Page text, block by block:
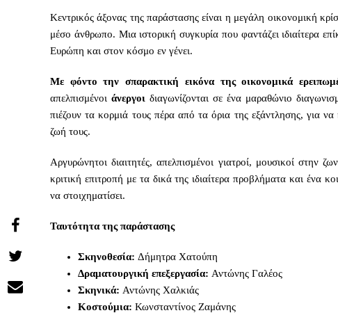
Κεντρικός άξονας της παράστασης είναι η μεγάλη οικονομική
μέσο άνθρωπο. Μια ιστορική συγκυρία που φαντάζει ιδιαίτερα
Ευρώπη και στον κόσμο εν γένει.
Με φόντο την σπαρακτική εικόνα της οικονομικά
απελπισμένοιάνεργοι διαγωνίζονται σε ένα μαραθώνιο
πιέζουν τα κορμιά τους πέρα από τα όρια της εξάντλησης, για
ζωή τους.
Αργυρώνητοι διαιτητές, απελπισμένοι γιατροί, μουσικοί
κριτική επιτροπή με τα δικά της ιδιαίτερα προβλήματα και ένα
να στοιχηματίσει.
Ταυτότητα της παράστασης
Σκηνοθεσία: Δήμητρα Χατούπη
Δραματουργική επεξεργασία: Αντώνης Γαλέος
Σκηνικά: Αντώνης Χαλκιάς
Κοστούμια: Κωνσταντίνος Ζαμάνης
Share
on
Facebook
on
Share